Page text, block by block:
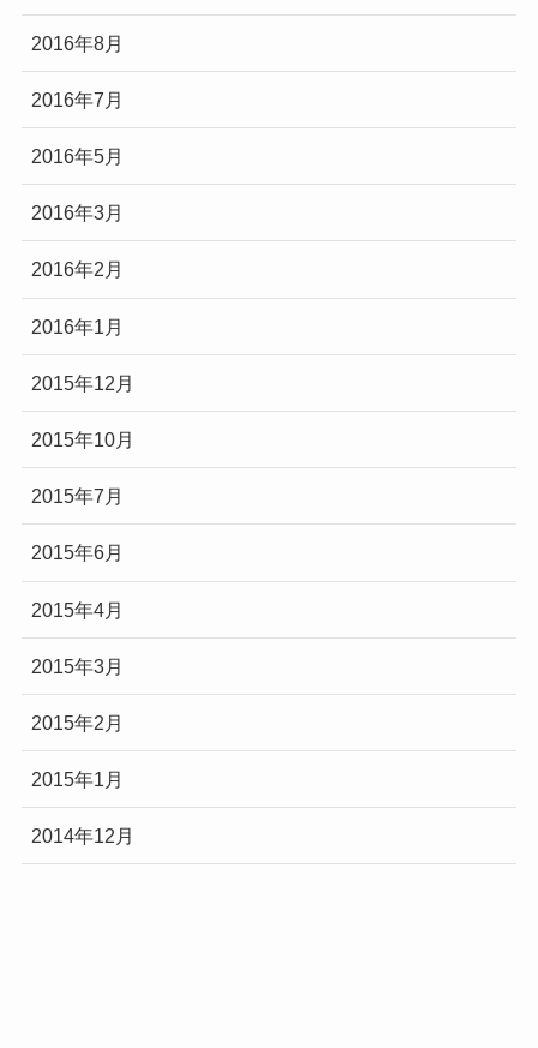
2016年8月
2016年7月
2016年5月
2016年3月
2016年2月
2016年1月
2015年12月
2015年10月
2015年7月
2015年6月
2015年4月
2015年3月
2015年2月
2015年1月
2014年12月